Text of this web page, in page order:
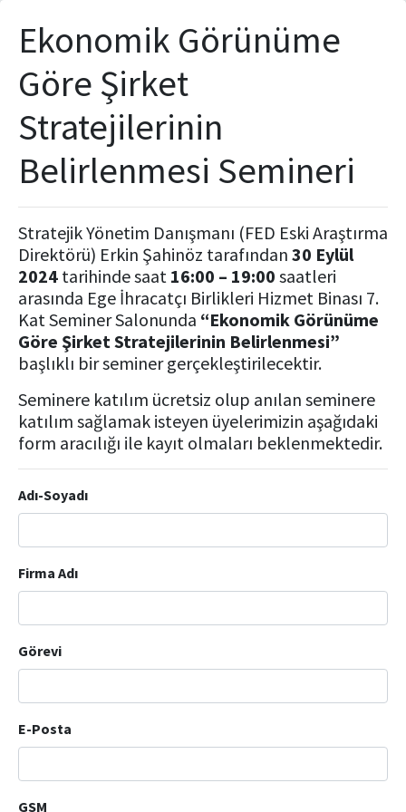
Ekonomik Görünüme
Göre Şirket
Stratejilerinin
Belirlenmesi Semineri
Stratejik Yönetim Danışmanı (FED Eski Araştırma
Direktörü) Erkin Şahinöz tarafından 30 Eylül
2024 tarihinde saat 16:00 – 19:00 saatleri
arasında Ege İhracatçı Birlikleri Hizmet Binası 7.
Kat Seminer Salonunda “Ekonomik Görünüme
Göre Şirket Stratejilerinin Belirlenmesi”
başlıklı bir seminer gerçekleştirilecektir.
Seminere katılım ücretsiz olup anılan seminere
katılım sağlamak isteyen üyelerimizin aşağıdaki
form aracılığı ile kayıt olmaları beklenmektedir.
Adı-Soyadı
Firma Adı
Görevi
E-Posta
GSM